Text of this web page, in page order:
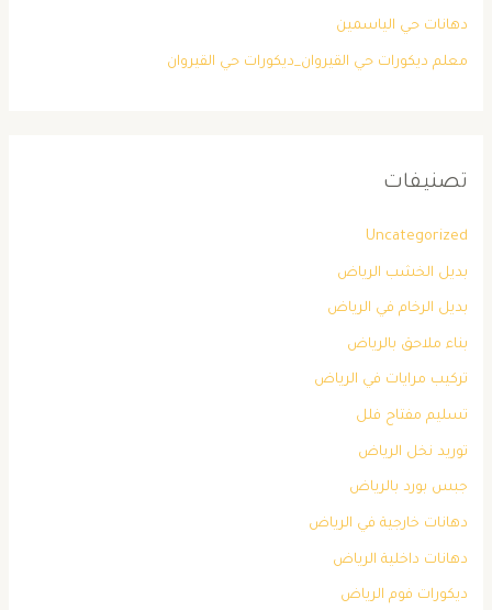
دهانات حي الياسمين
معلم ديكورات حي القيروان_ديكورات حي القيروان
تصنيفات
Uncategorized
بديل الخشب الرياض
بديل الرخام في الرياض
بناء ملاحق بالرياض
تركيب مرايات في الرياض
تسليم مفتاح فلل
توريد نخل الرياض
جبس بورد بالرياض
دهانات خارجية في الرياض
دهانات داخلية الرياض
ديكورات فوم الرياض